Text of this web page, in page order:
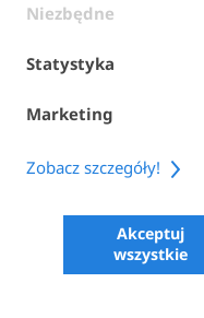
Niezbędne
Statystyka
Marketing
Zobacz szczegóły!